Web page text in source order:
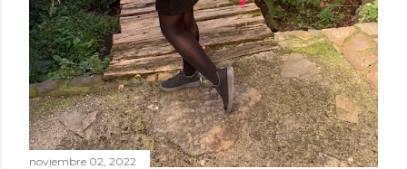
noviembre 02, 2022